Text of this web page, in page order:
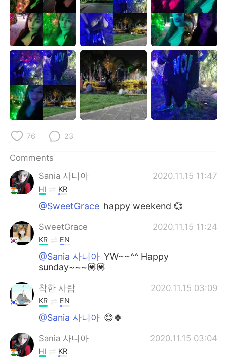
76 23
Comments
Sania 사니아
2020.11.15 11:47
HI KR
@SweetGrace happy weekend 💞
SweetGrace 2020.11.15 11:24
KR EN
@Sania 사니아 YW~~^^ Happy
sunday~~~💟💟
착한 사람 2020.11.15 03:09
KR EN
@Sania 사니아 😊🍀
Sania 사니아 2020.11.15 03:04
HI KR